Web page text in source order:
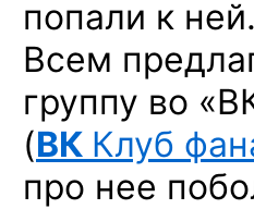
попали к ней.
Всем
группу во
(ВК Клуб
про нее